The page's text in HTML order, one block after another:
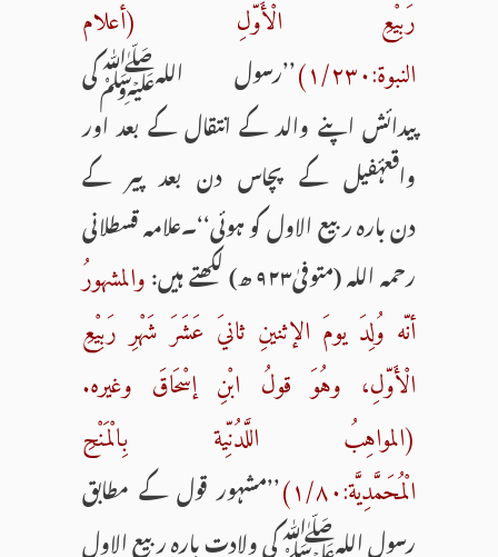
رَبِیْعِ الْأَوّلِ (أعلام
النبوة:۱/۲۳۰)
’’رسول اللہﷺکی
پیدائش اپنے والد کے انتقال کے بعد اور
واقعۂفیل کے پچاس دن بعد پیر کے
دن بارہ ربیع الاول کو ہوئی‘‘۔علامہ قسطلانی
رحمہ اللہ (متوفیٰ۹۲۳ ھ) لکھتے ہیں:
والمشهورُ
أنّه وُلِدَ یومَ الإثنینِ ثانيَ عَشَرَ شَهْرِ رَبِیْعِ
الْأَوّلِ، وهُوَ قولُ ابْنِ إسْحَاقَ وغیره.
(المواهِبُ اللَّدُنِّیة بِالْمَنْحِ
الْمُحَمَّدِیَّة:۱/۸۰)
’’مشہور قول کے مطابق
رسول اللہﷺکی ولادت بارہ ربیع الاول